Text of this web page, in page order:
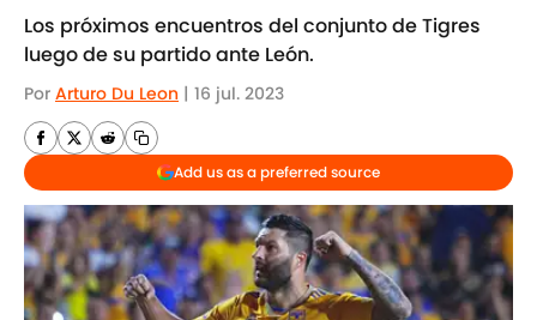
Los próximos encuentros del conjunto de Tigres
luego de su partido ante León.
Por Arturo Du Leon | 16 jul. 2023
Add us as a preferred source